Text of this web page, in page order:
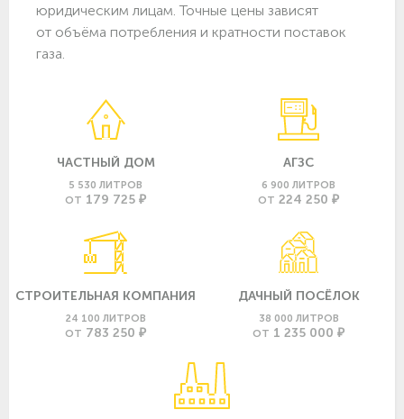
юридическим лицам. Точные цены зависят
от объёма потребления и кратности поставок
газа.
ЧАСТНЫЙ ДОМ
5 530 ЛИТРОВ
ОТ 179 725 ₽
АГЗС
6 900 ЛИТРОВ
ОТ 224 250 ₽
СТРОИТЕЛЬНАЯ КОМПАНИЯ
24 100 ЛИТРОВ
ОТ 783 250 ₽
ДАЧНЫЙ ПОСЁЛОК
38 000 ЛИТРОВ
ОТ 1 235 000 ₽